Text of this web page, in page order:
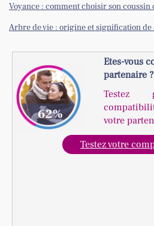
Voyance : comment choisir son coussin
Arbre de vie : origine et signification
Etes-vous
partenaire ?
Testez
votre
Testez votre